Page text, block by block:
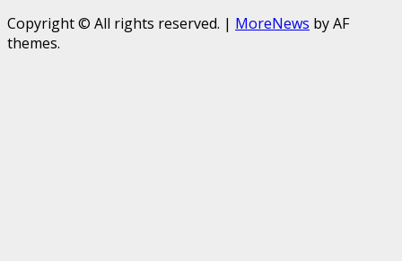
Copyright © All rights reserved. | MoreNews by AF
themes.